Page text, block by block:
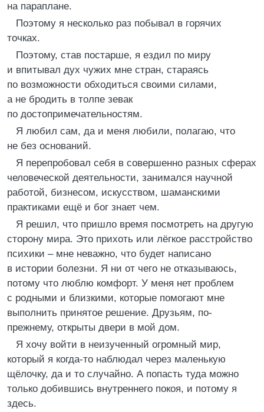
на параплане.
Поэтому я несколько раз побывал в горячих
точках.
Поэтому, став постарше, я ездил по миру
и впитывал дух чужих мне стран, стараясь
по возможности обходиться своими силами,
а не бродить в толпе зевак
по достопримечательностям.
Я любил сам, да и меня любили, полагаю, что
не без оснований.
Я перепробовал себя в совершенно разных сферах
человеческой деятельности, занимался научной
работой, бизнесом, искусством, шаманскими
практиками ещё и бог знает чем.
Я решил, что пришло время посмотреть на другую
сторону мира. Это прихоть или лёгкое расстройство
психики – мне неважно, что будет написано
в истории болезни. Я ни от чего не отказываюсь,
потому что люблю комфорт. У меня нет проблем
с родными и близкими, которые помогают мне
выполнить принятое решение. Друзьям, по-
прежнему, открыты двери в мой дом.
Я хочу войти в неизученный огромный мир,
который я когда-то наблюдал через маленькую
щёлочку, да и то случайно. А попасть туда можно
только добившись внутреннего покоя, и потому я
здесь.